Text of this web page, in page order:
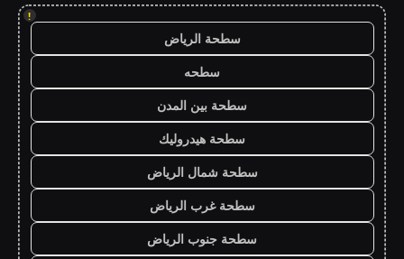
!
سطحة الرياض
سطحه
سطحة بين المدن
سطحة هيدروليك
سطحة شمال الرياض
سطحة غرب الرياض
سطحة جنوب الرياض